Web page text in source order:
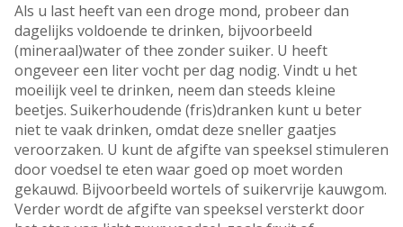
Als u last heeft van een droge mond, probeer dan
dagelijks voldoende te drinken, bijvoorbeeld
(mineraal)water of thee zonder suiker. U heeft
ongeveer een liter vocht per dag nodig. Vindt u het
moeilijk veel te drinken, neem dan steeds kleine
beetjes. Suikerhoudende (fris)dranken kunt u beter
niet te vaak drinken, omdat deze sneller gaatjes
veroorzaken. U kunt de afgifte van speeksel stimuleren
door voedsel te eten waar goed op moet worden
gekauwd. Bijvoorbeeld wortels of suikervrije kauwgom.
Verder wordt de afgifte van speeksel versterkt door